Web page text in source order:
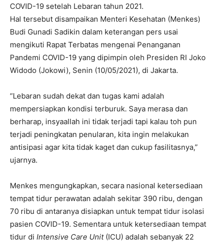
COVID-19 setelah Lebaran tahun 2021.
Hal tersebut disampaikan Menteri Kesehatan (Menkes)
Budi Gunadi Sadikin dalam keterangan pers usai
mengikuti Rapat Terbatas mengenai Penanganan
Pandemi COVID-19 yang dipimpin oleh Presiden RI Joko
Widodo (Jokowi), Senin (10/05/2021), di Jakarta.
“Lebaran sudah dekat dan tugas kami adalah
mempersiapkan kondisi terburuk. Saya merasa dan
berharap, insyaallah ini tidak terjadi tapi kalau toh pun
terjadi peningkatan penularan, kita ingin melakukan
antisipasi agar kita tidak kaget dan cukup fasilitasnya,”
ujarnya.
Menkes mengungkapkan, secara nasional ketersediaan
tempat tidur perawatan adalah sekitar 390 ribu, dengan
70 ribu di antaranya disiapkan untuk tempat tidur isolasi
pasien COVID-19. Sementara untuk ketersediaan tempat
tidur di Intensive Care Unit(ICU) adalah sebanyak 22